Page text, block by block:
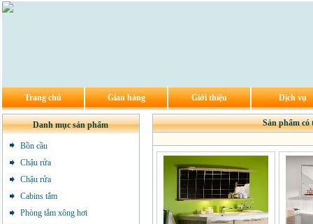
Trang chủ Gian hàng Giới thiệu Dịch vụ
Danh mục sản phẩm
Bồn cầu
Chậu rửa
Chậu rửa
Cabins tắm
Phòng tắm xông hơi
Sản phẩm